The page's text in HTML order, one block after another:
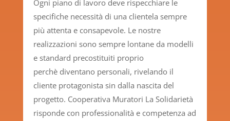
Ogni piano di lavoro deve rispecchiare le
specifiche necessità di una clientela sempre
più attenta e consapevole. Le nostre
realizzazioni sono sempre lontane da modelli
e standard precostituiti proprio
perchè diventano personali, rivelando il
cliente protagonista sin dalla nascita del
progetto. Cooperativa Muratori La Solidarietà
risponde con professionalità e competenza ad